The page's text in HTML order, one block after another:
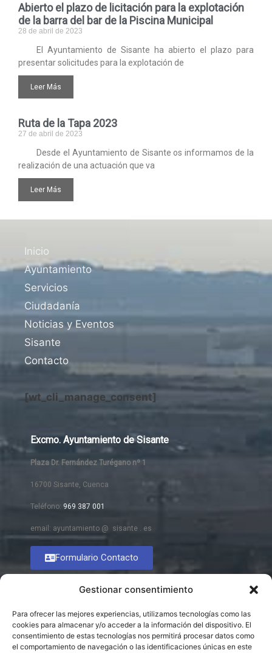
Gestionar consentimiento
Para ofrecer las mejores experiencias, utilizamos tecnologías como las
cookies para almacenar y/o acceder a la información del dispositivo. El
consentimiento de estas tecnologías nos permitirá procesar datos como
el comportamiento de navegación o las identificaciones únicas en este
Abierto el plazo de licitación para la explotación
de la barra del bar de la Piscina Municipal
28 de abril de 2023
El Ayuntamiento de Sisante ha abierto el plazo para
presentar solicitudes para la explotación de
Leer Más
Ruta de la Tapa 2023
27 de abril de 2023
Desde el Ayuntamiento de Sisante os informamos de la
realización de una actuación que va
Leer Más
Inicio
Ayuntamiento
Servicios
Ciudadanía
Noticias y Eventos
Sisante
Contacto
[wt_cli_manage_consent]
Excmo. Ayuntamiento de Sisante
Plaza Dr. Fernández Turégano nº 1
16700 Sisante, Cuenca
Teléfono: 969 387 001
email: ayuntamiento @ sisante . es
Formulario Contacto